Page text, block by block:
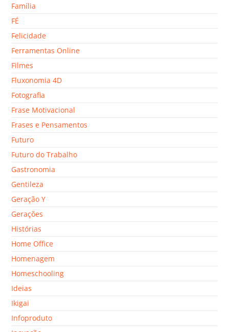
Família
FÉ
Felicidade
Ferramentas Online
Filmes
Fluxonomia 4D
Fotografia
Frase Motivacional
Frases e Pensamentos
Futuro
Futuro do Trabalho
Gastronomia
Gentileza
Geração Y
Gerações
Histórias
Home Office
Homenagem
Homeschooling
Ideias
Ikigai
Infoproduto